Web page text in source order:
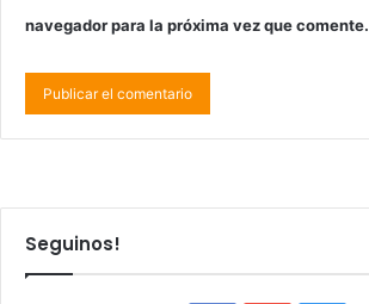
navegador para la próxima vez que comente.
Seguinos!